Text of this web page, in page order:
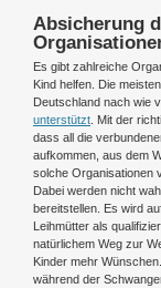
Absicherung
Es gibt zahlreiche
Kind helfen. Die
Deutschland nach wie
unterstützt . Mit der
dass all die
aufkommen, aus dem
solche Organisationen
Dabei werden nicht
bereitstellen. Es wird
Leihmütter als
natürlichem Weg zur
Kinder mehr
während der